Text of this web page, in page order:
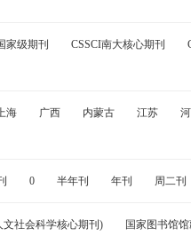
家级期刊 CSSCI南大核心期刊
海 广西 内蒙古 江苏
0 半年刊 年刊 周二刊
社会科学核心期刊) 国家图书馆